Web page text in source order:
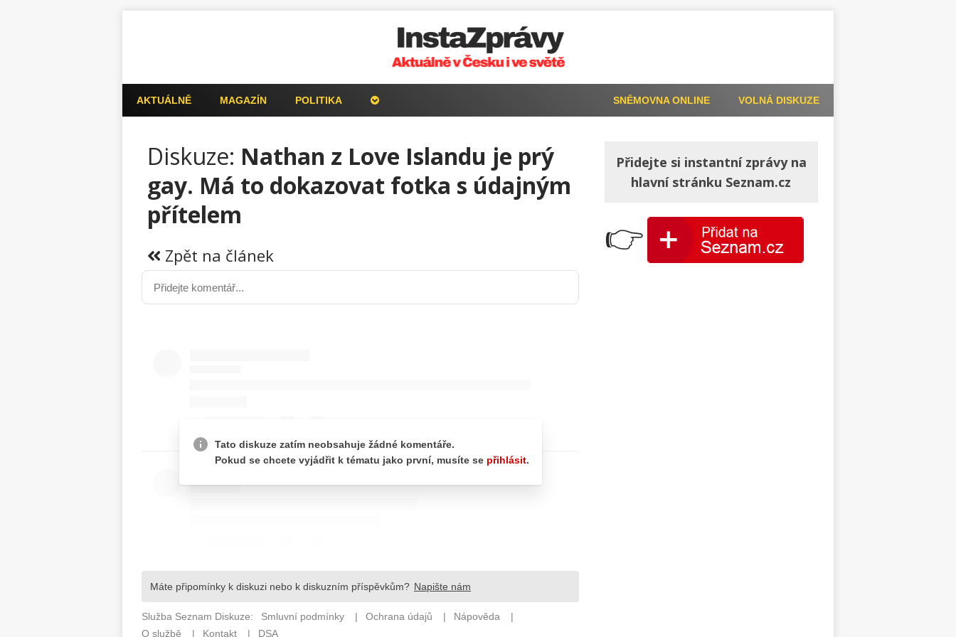
AKTUÁLNĚ MAGAZÍN POLITIKA VOLNÁ DISKUZE
SNĚMOVNA ONLINE
Diskuze: Nathan z Love Islandu je prý
gay. Má to dokazovat fotka s údajným
přítelem
Zpět na článek
Přidejte si instantní zprávy na
hlavní stránku Seznam.cz
👉